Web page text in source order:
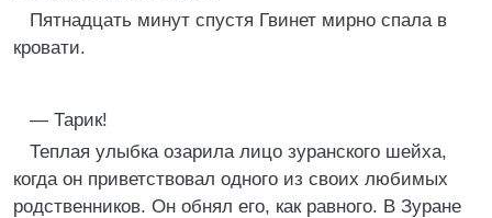
Пятнадцать минут спустя Гвинет мирно спала в
кровати.
— Тарик!
Теплая улыбка озарила лицо зуранского шейха,
когда он приветствовал одного из своих любимых
родственников. Он обнял его, как равного. В Зуране